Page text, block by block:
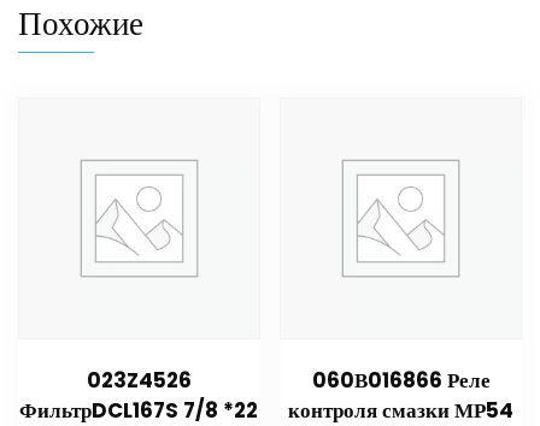
Похожие
023Z4526
ФильтрDCL167S 7/8 *22
060В016866 Реле
контроля смазки МР54